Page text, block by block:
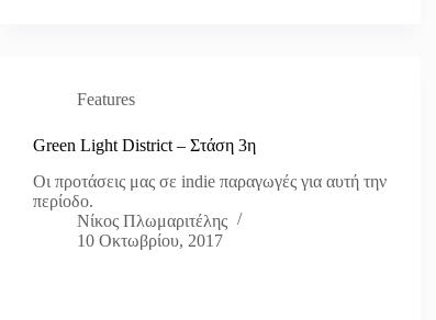
Features
Green Light District – Στάση 3η
Οι προτάσεις μας σε indie παραγωγές για αυτή την
περίοδο.
Νίκος Πλωμαριτέλης
10 Οκτωβρίου, 2017